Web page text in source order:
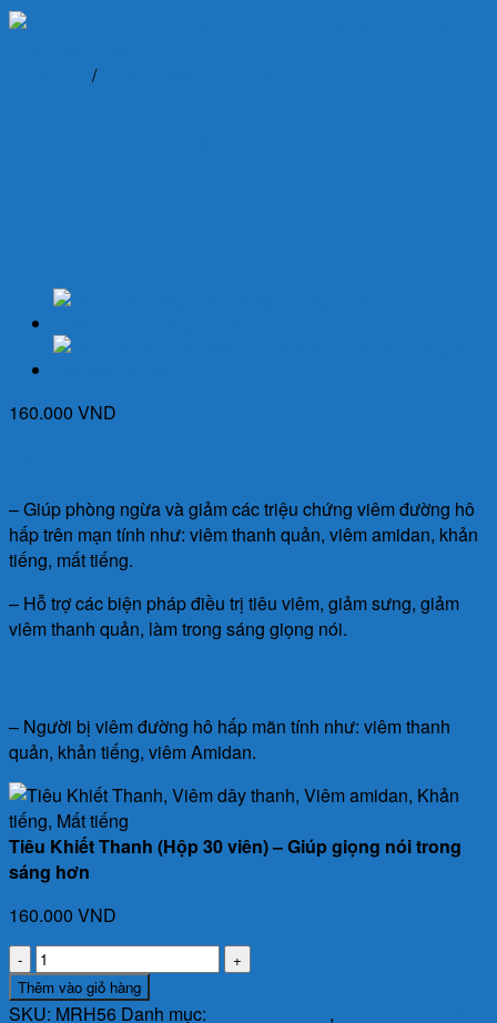
/
160.000 VND
– Giúp phòng ngừa và giảm các triệu chứng viêm đường hô
hấp trên mạn tính như: viêm thanh quản, viêm amidan, khản
tiếng, mất tiếng.
– Hỗ trợ các biện pháp điều trị tiêu viêm, giảm sưng, giảm
viêm thanh quản, làm trong sáng giọng nói.
– Người bị viêm đường hô hấp mãn tính như: viêm thanh
quản, khản tiếng, viêm Amidan.
Tiêu Khiết Thanh (Hộp 30 viên) – Giúp giọng nói trong
sáng hơn
160.000 VND
Tiêu
Khiết
Thanh
Thêm vào giỏ hàng
SKU: MRH56 Danh mục: ,